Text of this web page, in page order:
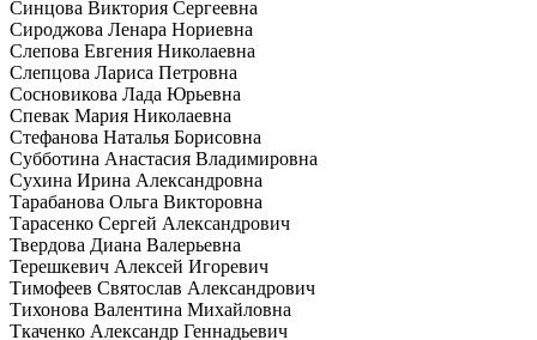
Синцова Виктория Сергеевна
Сироджова Ленара Нориевна
Слепова Евгения Николаевна
Слепцова Лариса Петровна
Сосновикова Лада Юрьевна
Спевак Мария Николаевна
Стефанова Наталья Борисовна
Субботина Анастасия Владимировна
Сухина Ирина Александровна
Тарабанова Ольга Викторовна
Тарасенко Сергей Александрович
Твердова Диана Валерьевна
Терешкевич Алексей Игоревич
Тимофеев Святослав Александрович
Тихонова Валентина Михайловна
Ткаченко Александр Геннадьевич